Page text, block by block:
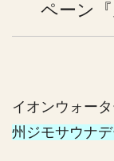
ペーン
イオンウォー
州ジモサウナデ